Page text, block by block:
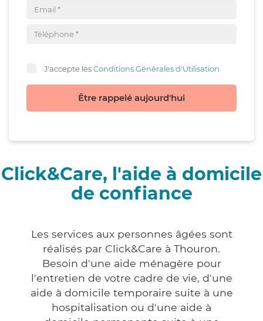
J'accepte lesConditions Générales d'Utilisation
Être rappelé aujourd'hui
Click&Care, l'aide à domicile
de confiance
Les services aux personnes âgées sont
réalisés par Click&Care à Thouron.
Besoin d'une aide ménagère pour
l'entretien de votre cadre de vie, d'une
aide à domicile temporaire suite à une
hospitalisation ou d'une aide à